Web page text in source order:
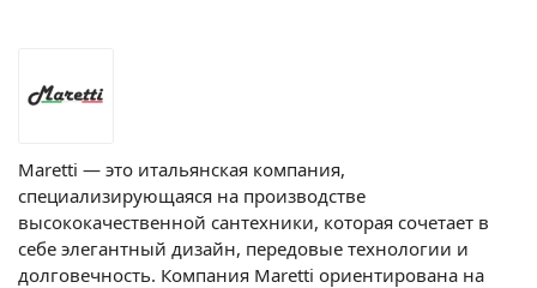
Maretti — это итальянская компания,
специализирующаяся на производстве
высококачественной сантехники, которая сочетает в
себе элегантный дизайн, передовые технологии и
долговечность. Компания Maretti ориентирована на